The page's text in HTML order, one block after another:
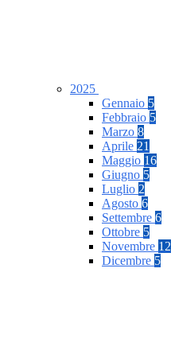
2025
Gennaio 5
Febbraio 5
Marzo 8
Aprile 21
Maggio 16
Giugno 5
Luglio 2
Agosto 6
Settembre 6
Ottobre 5
Novembre 12
Dicembre 5